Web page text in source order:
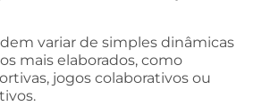
variar de simples dinâmicas
mais elaborados, como
jogos colaborativos ou